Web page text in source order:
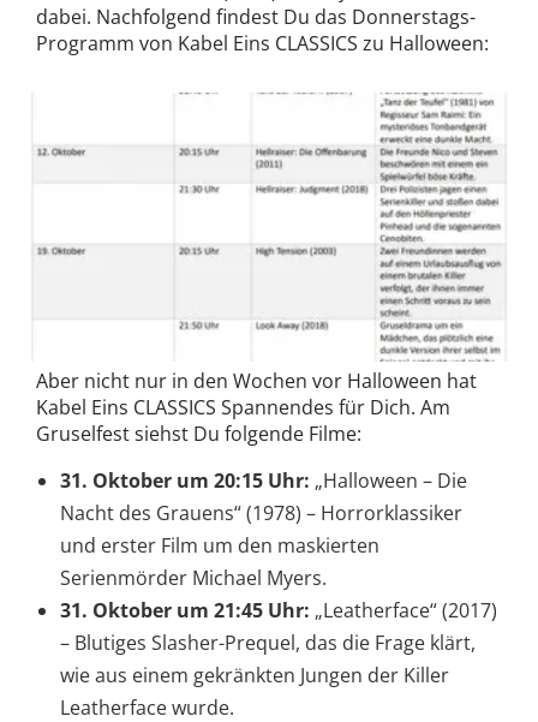
dabei. Nachfolgend findest Du das Donnerstags-
Programm von Kabel Eins CLASSICS zu Halloween:
Aber nicht nur in den Wochen vor Halloween hat
Kabel Eins CLASSICS Spannendes für Dich. Am
Gruselfest siehst Du folgende Filme:
31. Oktober um 20:15 Uhr: „Halloween – Die
Nacht des Grauens“ (1978) – Horrorklassiker
und erster Film um den maskierten
Serienmörder Michael Myers.
31. Oktober um 21:45 Uhr: „Leatherface“ (2017)
– Blutiges Slasher-Prequel, das die Frage klärt,
wie aus einem gekränkten Jungen der Killer
Leatherface wurde.